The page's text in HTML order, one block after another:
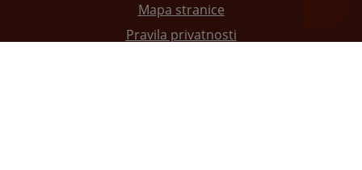
Mapa stranice
Pravila privatnosti